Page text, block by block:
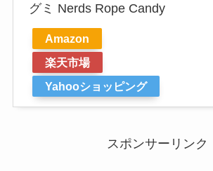
グミ Nerds Rope Candy
Amazon
楽天市場
Yahooショッピング
スポンサーリンク